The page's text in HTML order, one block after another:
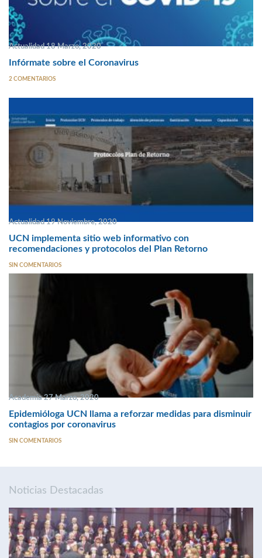
Actualidad 18 Marzo, 2020
Infórmate sobre el Coronavirus
2 COMENTARIOS
Actualidad 19 Noviembre, 2020
UCN implementa sitio web informativo con
recomendaciones y protocolos del Plan Retorno
SIN COMENTARIOS
Academia 27 Marzo, 2020
Epidemióloga UCN llama a reforzar medidas para disminuir
contagios por coronavirus
SIN COMENTARIOS
Noticias Destacadas